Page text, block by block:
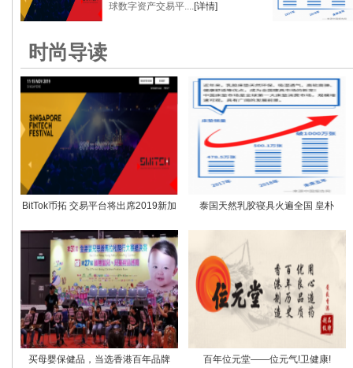
球数字资产交易平....[详情]
时尚导读
BitTok币拓 交易平台将出席2019新加 泰国天然乳胶寝具火遍全国 皇朴
买母婴保健品，当选香港百年品牌 百年位元堂——位元气!卫健康!